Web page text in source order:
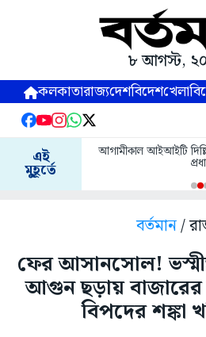
৮ আগস্ট,
কলকাতারাজ্যদেশবিদেশখেলা
এই
মুহূর্তে
আগামীকাল আইআইটি
বর্তমান/
ফের আসানসোল!
আগুন ছড়ায় বাজারের
বিপদের শঙ্কা